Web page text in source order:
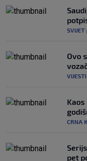
SVIJET
Ovo
VIJESTI
CRNA
pet